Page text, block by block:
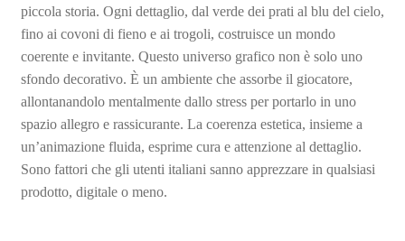
piccola storia. Ogni dettaglio, dal verde dei prati al blu del cielo,
fino ai covoni di fieno e ai trogoli, costruisce un mondo
coerente e invitante. Questo universo grafico non è solo uno
sfondo decorativo. È un ambiente che assorbe il giocatore,
allontanandolo mentalmente dallo stress per portarlo in uno
spazio allegro e rassicurante. La coerenza estetica, insieme a
un’animazione fluida, esprime cura e attenzione al dettaglio.
Sono fattori che gli utenti italiani sanno apprezzare in qualsiasi
prodotto, digitale o meno.